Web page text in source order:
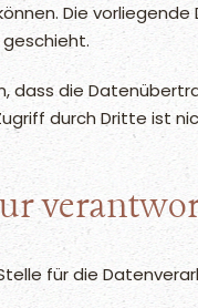
Die
dass die
durch Dritte ist
für die